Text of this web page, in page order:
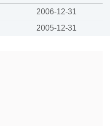
2006-12-31
2005-12-31